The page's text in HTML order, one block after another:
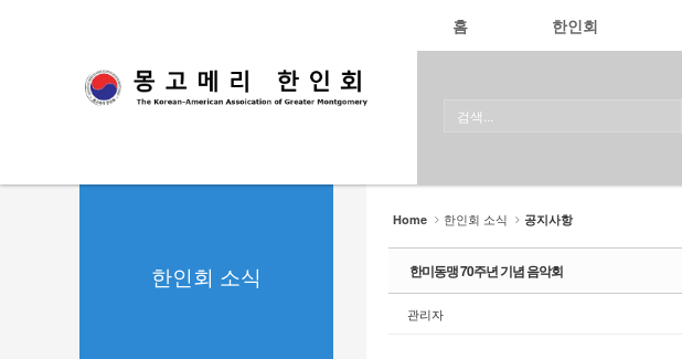
홈 한인회
한인회 소식
Home 한인회 소식 공지사항
한미동맹 70주년 기념 음악회
관리자
Sketchbook5, 스케치북5
Sketchbook5, 스케치북5